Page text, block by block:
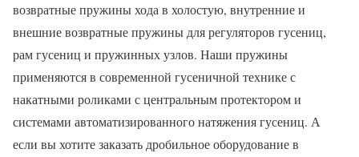
возвратные пружины хода в холостую, внутренние и
внешние возвратные пружины для регуляторов гусениц,
рам гусениц и пружинных узлов. Наши пружины
применяются в современной гусеничной технике с
накатными роликами с центральным протектором и
системами автоматизированного натяжения гусениц. А
если вы хотите заказать дробильное оборудование в